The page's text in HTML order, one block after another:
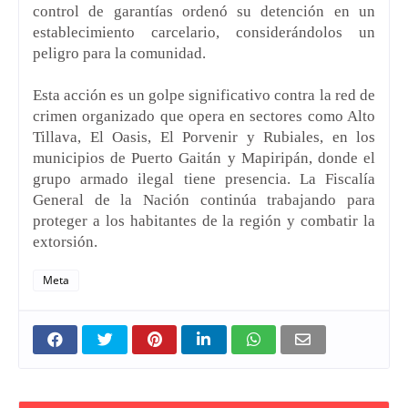
control de garantías ordenó su detención en un
establecimiento carcelario, considerándolos un
peligro para la comunidad.
Esta acción es un golpe significativo contra la red de
crimen organizado que opera en sectores como Alto
Tillava, El Oasis, El Porvenir y Rubiales, en los
municipios de Puerto Gaitán y Mapiripán, donde el
grupo armado ilegal tiene presencia. La Fiscalía
General de la Nación continúa trabajando para
proteger a los habitantes de la región y combatir la
extorsión.
Meta